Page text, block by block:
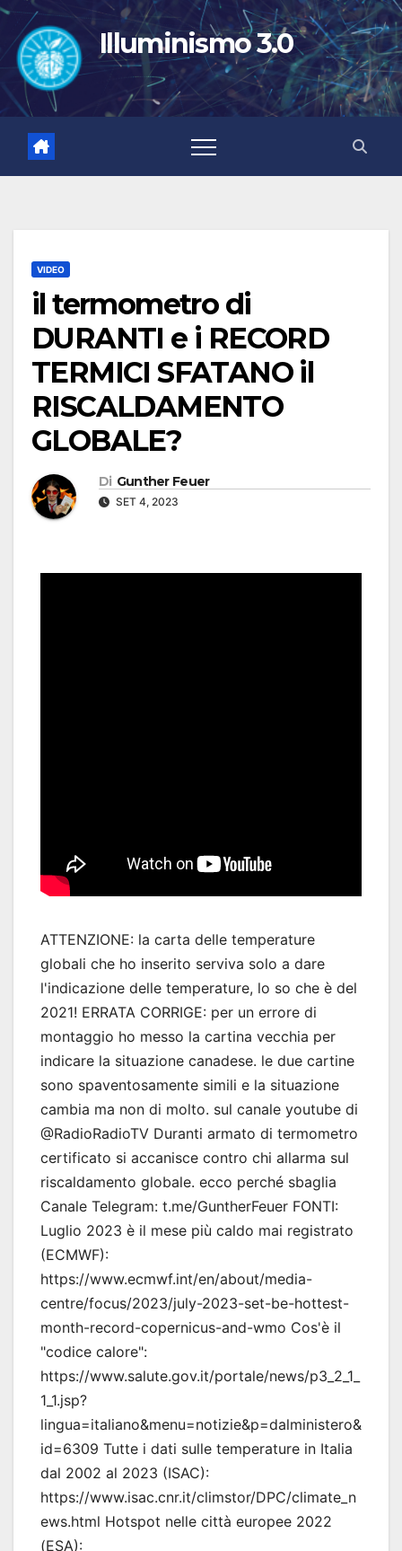
Salta
contenuto
Illuminismo 3.0
VIDEO
il termometro di
DURANTI e i RECORD
TERMICI SFATANO il
RISCALDAMENTO
GLOBALE?
Di Gunther Feuer
SET 4, 2023
ATTENZIONE: la carta delle temperature
globali che ho inserito serviva solo a dare
l'indicazione delle temperature, lo so che è del
2021! ERRATA CORRIGE: per un errore di
montaggio ho messo la cartina vecchia per
indicare la situazione canadese. le due cartine
sono spaventosamente simili e la situazione
cambia ma non di molto. sul canale youtube di
@RadioRadioTV Duranti armato di termometro
certificato si accanisce contro chi allarma sul
riscaldamento globale. ecco perché sbaglia
Canale Telegram: t.me/GuntherFeuer FONTI:
Luglio 2023 è il mese più caldo mai registrato
(ECMWF):
https://www.ecmwf.int/en/about/media-
centre/focus/2023/july-2023-set-be-hottest-
month-record-copernicus-and-wmo Cos'è il
"codice calore":
https://www.salute.gov.it/portale/news/p3_2_1_
1_1.jsp?
lingua=italiano&menu=notizie&p=dalministero&
id=6309 Tutte i dati sulle temperature in Italia
dal 2002 al 2023 (ISAC):
https://www.isac.cnr.it/climstor/DPC/climate_n
ews.html Hotspot nelle città europee 2022
(ESA):